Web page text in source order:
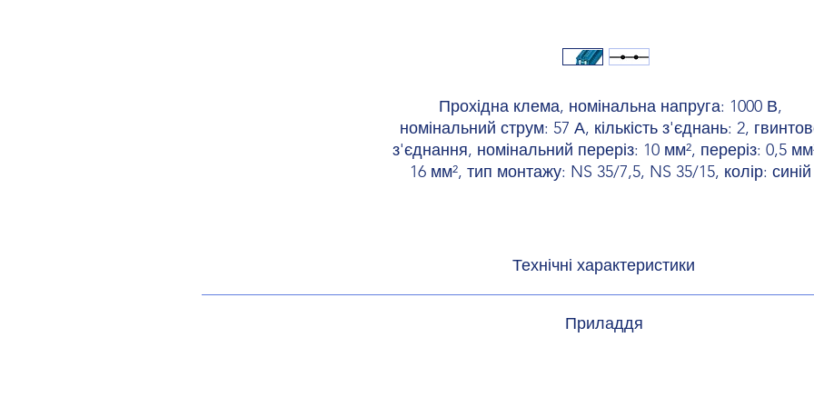
Прохідна клема, номінальна напруга: 1000 В,
номінальний струм: 57 А, кількість з'єднань: 2,
з'єднання, номінальний переріз: 10 мм², переріз: 0,5
16 мм², тип монтажу: NS 35/7,5, NS 35/15, колір: синій
Технічні характеристики
Приладдя